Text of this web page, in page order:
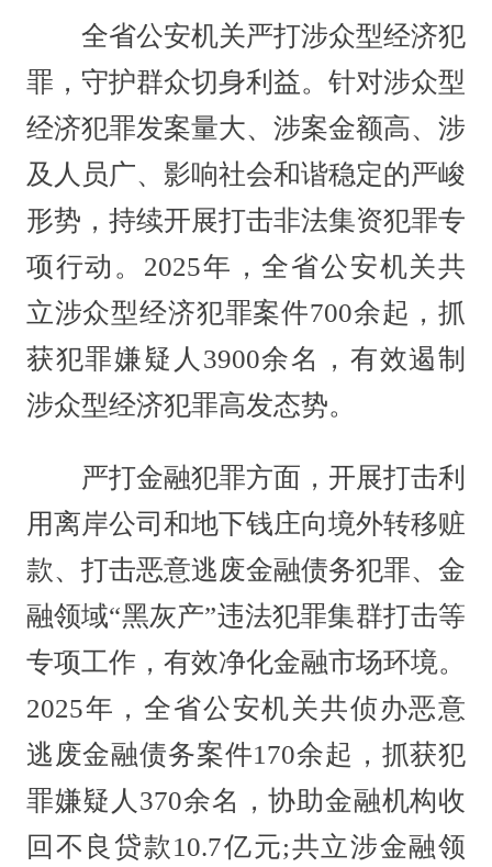
全省公安机关严打涉众型经济犯
罪，守护群众切身利益。针对涉众型
经济犯罪发案量大、涉案金额高、涉
及人员广、影响社会和谐稳定的严峻
形势，持续开展打击非法集资犯罪专
项行动。2025年，全省公安机关共
立涉众型经济犯罪案件700余起，抓
获犯罪嫌疑人3900余名，有效遏制
涉众型经济犯罪高发态势。
严打金融犯罪方面，开展打击利
用离岸公司和地下钱庄向境外转移赃
款、打击恶意逃废金融债务犯罪、金
融领域“黑灰产”违法犯罪集群打击等
专项工作，有效净化金融市场环境。
2025年，全省公安机关共侦办恶意
逃废金融债务案件170余起，抓获犯
罪嫌疑人370余名，协助金融机构收
回不良贷款10.7亿元;共立涉金融领